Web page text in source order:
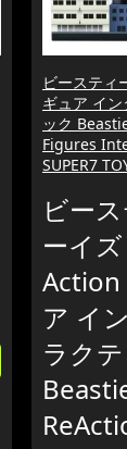
ビースティ
ギュア イン
ック
Figures
SUPER7
ビー
ーイ
Action
ア イ
ラク